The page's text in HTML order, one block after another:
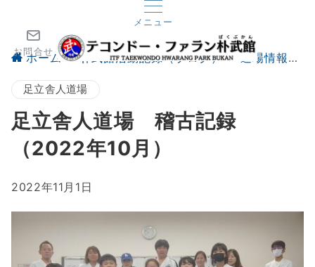
メニュー
お問合せ
ホーム 朴武館活動記録（ブログ） 道場情報
足立舎人道場
足立舎人道場 稽古記録
（2022年10月）
2022年11月1日